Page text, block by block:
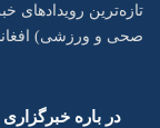
تازه‌ترین رویدادهای
صحی و ورزشی)
در باره